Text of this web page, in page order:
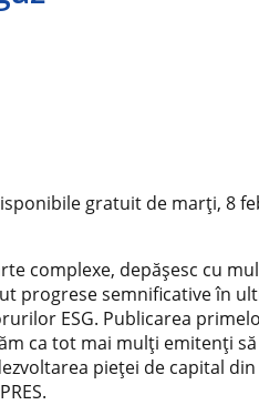
gratuit de marţi, 8
complexe, depăşesc cu
progrese semnificative în
ESG. Publicarea
ca tot mai mulţi emitenţi
pieţei de capital